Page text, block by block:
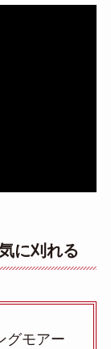
に刈れる
グモアー